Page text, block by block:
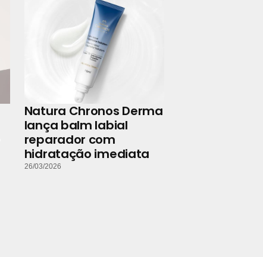
Natura Chronos Derma
lança balm labial
reparador com
hidratação imediata
26/03/2026